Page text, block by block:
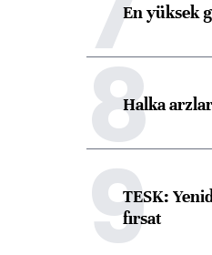
En yüksek
8
Halka
9
TESK:
fırsat